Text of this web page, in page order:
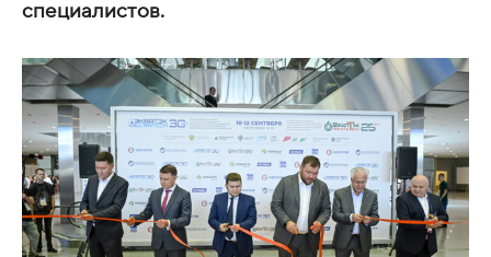
специалистов.